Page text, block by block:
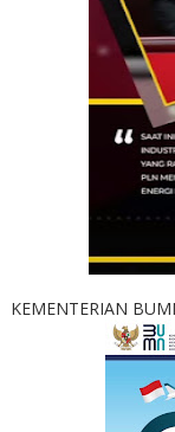
KEMENTERIAN